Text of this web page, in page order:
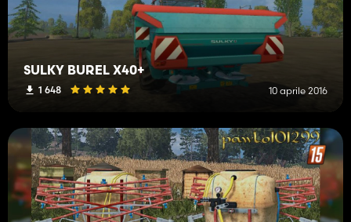
SULKY BUREL X40+
1 648 10 aprile 2016